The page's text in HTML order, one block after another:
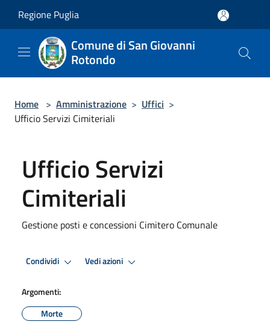
Regione Puglia
Comune di San Giovanni
Rotondo
Home > Amministrazione > Uffici >
Ufficio Servizi Cimiteriali
Ufficio Servizi
Cimiteriali
Gestione posti e concessioni Cimitero Comunale
Condividi Vedi azioni
Argomenti:
Morte